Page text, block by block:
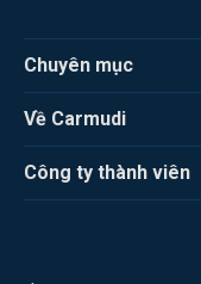
Chuyên mục
Về Carmudi
Công ty thành viên